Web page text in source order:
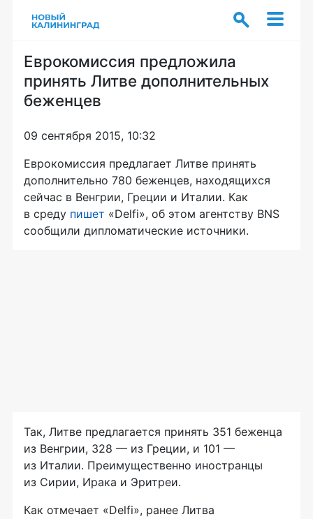
Еврокомиссия предложила
принять Литве дополнительных
беженцев
09 сентября 2015, 10:32
Еврокомиссия предлагает Литве принять
дополнительно 780 беженцев, находящихся
сейчас в Венгрии, Греции и Италии. Как
в среду пишет «Delfi», об этом агентству BNS
сообщили дипломатические источники.
Так, Литве предлагается принять 351 беженца
из Венгрии, 328 — из Греции, и 101 —
из Италии. Преимущественно иностранцы
из Сирии, Ирака и Эритреи.
Как отмечает «Delfi», ранее Литва